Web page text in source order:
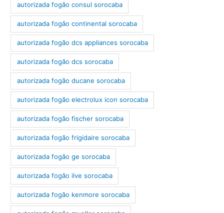
autorizada fogão consul sorocaba
autorizada fogão continental sorocaba
autorizada fogão dcs appliances sorocaba
autorizada fogão dcs sorocaba
autorizada fogão ducane sorocaba
autorizada fogão electrolux icon sorocaba
autorizada fogão fischer sorocaba
autorizada fogão frigidaire sorocaba
autorizada fogão ge sorocaba
autorizada fogão ilve sorocaba
autorizada fogão kenmore sorocaba